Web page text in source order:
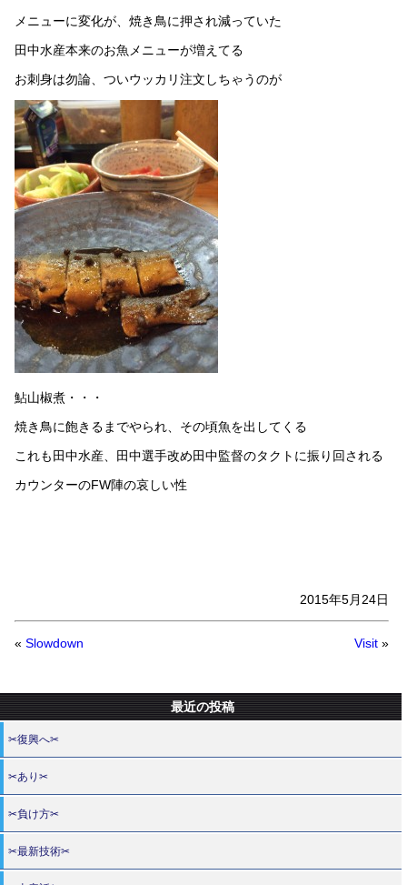
メニューに変化が、焼き鳥に押され減っていた
田中水産本来のお魚メニューが増えてる
お刺身は勿論、ついウッカリ注文しちゃうのが
鮎山椒煮・・・
焼き鳥に飽きるまでやられ、その頃魚を出してくる
これも田中水産、田中選手改め田中監督のタクトに振り回される
カウンターのFW陣の哀しい性
2015年5月24日
« Slowdown Visit »
最近の投稿
✂復興へ✂
✂あり✂
✂負け方✂
✂最新技術✂